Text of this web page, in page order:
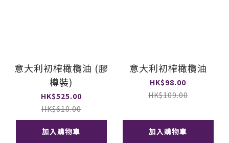
意大利初榨橄欖油 (膠
樽裝)
HK$525.00
HK$610.00
加入購物車
意大利初榨橄欖油
HK$98.00
HK$109.00
加入購物車